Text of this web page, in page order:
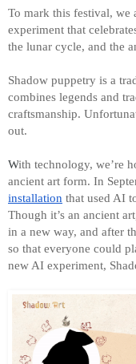
To mark this festival, we
experiment that
the lunar cycle, and the
Shadow puppetry is a
combines legends and
craftsmanship.
out.
With technology, we’re
ancient art form. In
installation that used AI
Though it’s an ancient
in a new way, and after
so that everyone could
new AI experiment,